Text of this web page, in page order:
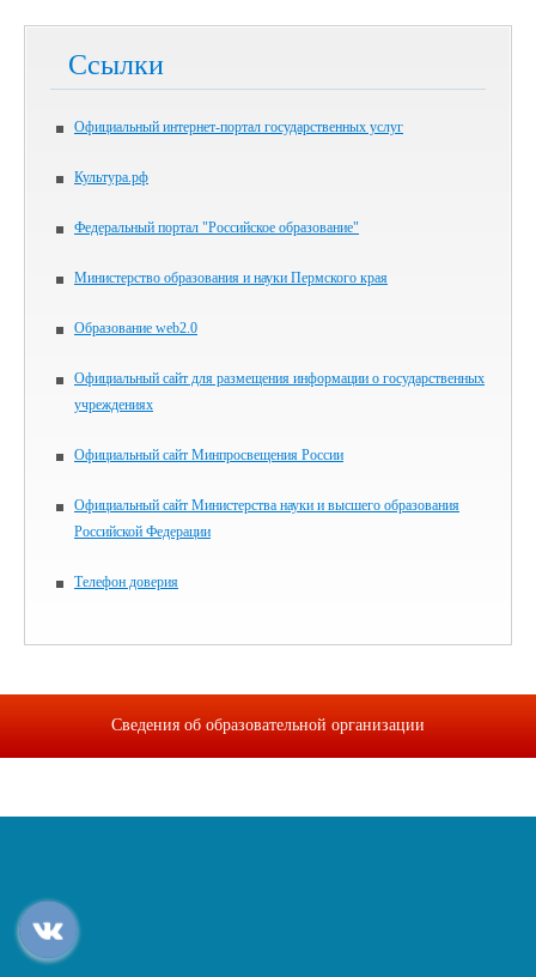
Ссылки
Официальный интернет-портал государственных услуг
Культура.рф
Федеральный портал "Российское образование"
Министерство образования и науки Пермского края
Образование web2.0
Официальный сайт для размещения информации о государственных
учреждениях
Официальный сайт Минпросвещения России
Официальный сайт Министерства науки и высшего образования
Российской Федерации
Телефон доверия
Сведения об образовательной организации